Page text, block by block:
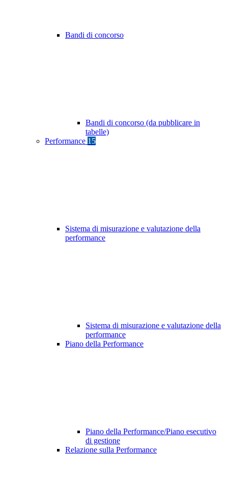
Bandi di concorso
Bandi di concorso (da pubblicare in
tabelle)
Performance 15
Sistema di misurazione e valutazione della
performance
Sistema di misurazione e valutazione della
performance
Piano della Performance
Piano della Performance/Piano esecutivo
di gestione
Relazione sulla Performance